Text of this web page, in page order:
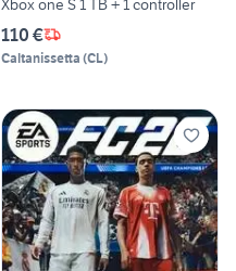
Xbox one S 1 TB + 1 controller
110 €
Caltanissetta (CL)